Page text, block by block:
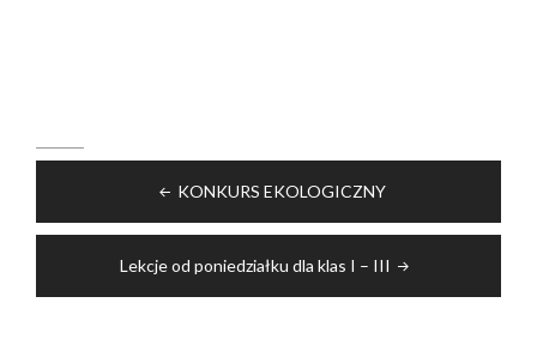
KONKURS EKOLOGICZNY
Lekcje od poniedziałku dla klas I – III